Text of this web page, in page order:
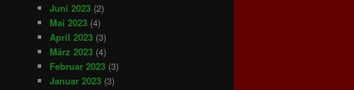
Juni 2023 (2)
Mai 2023 (4)
April 2023 (3)
März 2023 (4)
Februar 2023 (3)
Januar 2023 (3)